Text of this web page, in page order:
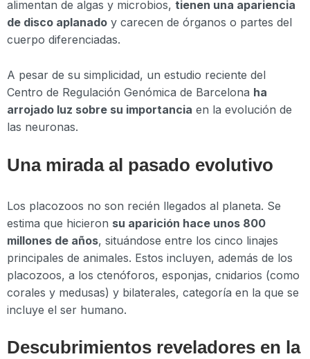
alimentan de algas y microbios, tienen una apariencia
de disco aplanado y carecen de órganos o partes del
cuerpo diferenciadas.
A pesar de su simplicidad, un estudio reciente del
Centro de Regulación Genómica de Barcelona ha
arrojado luz sobre su importancia en la evolución de
las neuronas.
Una mirada al pasado evolutivo
Los placozoos no son recién llegados al planeta. Se
estima que hicieron su aparición hace unos 800
millones de años, situándose entre los cinco linajes
principales de animales. Estos incluyen, además de los
placozoos, a los ctenóforos, esponjas, cnidarios (como
corales y medusas) y bilaterales, categoría en la que se
incluye el ser humano.
Descubrimientos reveladores en la